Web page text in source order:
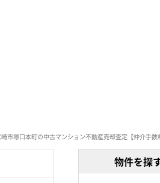
崎市塚口本町の中古マンション不動産売却査定【仲介手数
物件を探